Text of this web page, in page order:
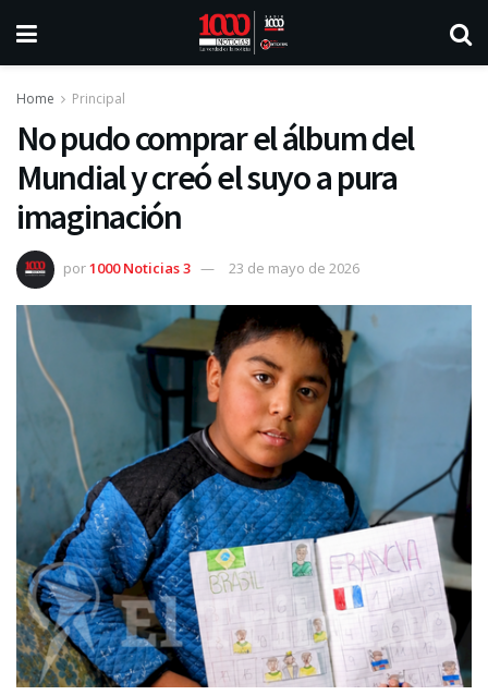
Home Principal
No pudo comprar el álbum del
Mundial y creó el suyo a pura
imaginación
por1000 Noticias 3 23 de mayo de 2026